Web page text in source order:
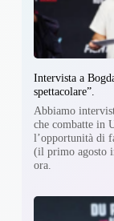
Intervista a
spettacolare”.
Abbiamo
che combatte in
l’opportunità di
(il primo agosto
ora.